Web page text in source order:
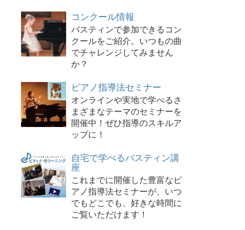
コンクール情報
バスティンで参加できるコン
クールをご紹介。いつもの曲
でチャレンジしてみません
か？
ピアノ指導法セミナー
オンラインや実地で学べるさ
まざまなテーマのセミナーを
開催中！ぜひ指導のスキルア
ップに！
自宅で学べるバスティン講
座
これまでに開催した豊富なピ
アノ指導法セミナーが、いつ
でもどこでも、好きな時間に
ご覧いただけます！